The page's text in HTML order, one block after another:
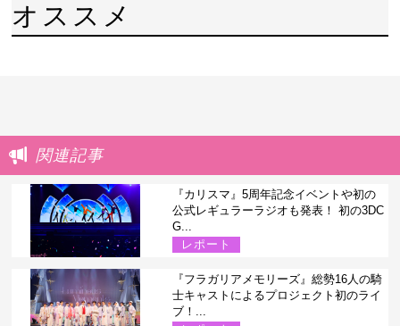
オススメ
関連記事
『カリスマ』5周年記念イベントや初の
公式レギュラーラジオも発表！ 初の3DC
G...
レポート
『フラガリアメモリーズ』総勢16人の騎
士キャストによるプロジェクト初のライ
ブ！...